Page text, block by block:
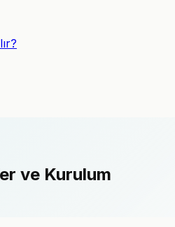
ve Kurulum